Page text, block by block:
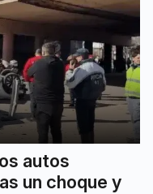
autos
un choque y